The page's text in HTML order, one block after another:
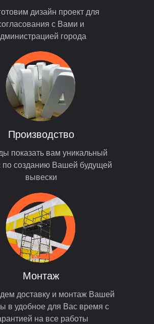
дизайн проект для
с Вами и
города
показать вам уникальный
по созданию Вашей будущей
вывески
Производство
доставку и монтаж Вашей
в удобное для Вас время с
на все работы
Монтаж